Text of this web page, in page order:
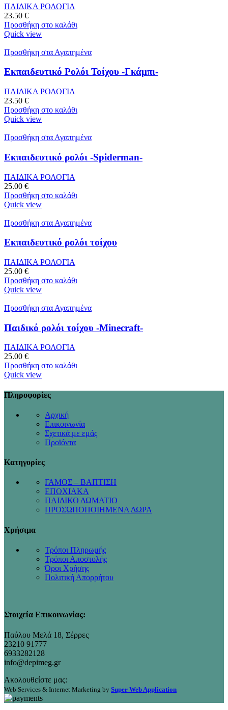
ΠΑΙΔΙΚΑ ΡΟΛΟΓΙΑ
23.50 €
Προσθήκη στο καλάθι
Quick view
Προσθήκη στα Αγαπημένα
Εκπαιδευτικό Ρολόι Τοίχου -Γκάμπι-
ΠΑΙΔΙΚΑ ΡΟΛΟΓΙΑ
23.50 €
Προσθήκη στο καλάθι
Quick view
Προσθήκη στα Αγαπημένα
Εκπαιδευτικό ρολόι -Spiderman-
ΠΑΙΔΙΚΑ ΡΟΛΟΓΙΑ
25.00 €
Προσθήκη στο καλάθι
Quick view
Προσθήκη στα Αγαπημένα
Εκπαιδευτικό ρολόι τοίχου
ΠΑΙΔΙΚΑ ΡΟΛΟΓΙΑ
25.00 €
Προσθήκη στο καλάθι
Quick view
Προσθήκη στα Αγαπημένα
Παιδικό ρολόι τοίχου -Minecraft-
ΠΑΙΔΙΚΑ ΡΟΛΟΓΙΑ
25.00 €
Προσθήκη στο καλάθι
Quick view
Πληροφορίες
Αρχική
Επικοινωνία
Σχετικά με εμάς
Προϊόντα
Κατηγορίες
ΓΑΜΟΣ – ΒΑΠΤΙΣΗ
ΕΠΟΧΙΑΚΑ
ΠΑΙΔΙΚΟ ΔΩΜΑΤΙΟ
ΠΡΟΣΩΠΟΠΟΙΗΜΕΝΑ ΔΩΡΑ
Χρήσιμα
Τρόποι Πληρωμής
Τρόποι Αποστολής
Όροι Χρήσης
Πολιτική Απορρήτου
Στοιχεία Επικοινωνίας:
Παύλου Μελά 18, Σέρρες
23210 91777
6933282128
info@depimeg.gr
Ακολουθείστε μας:
Web Services & Internet Marketing by Super Web Application